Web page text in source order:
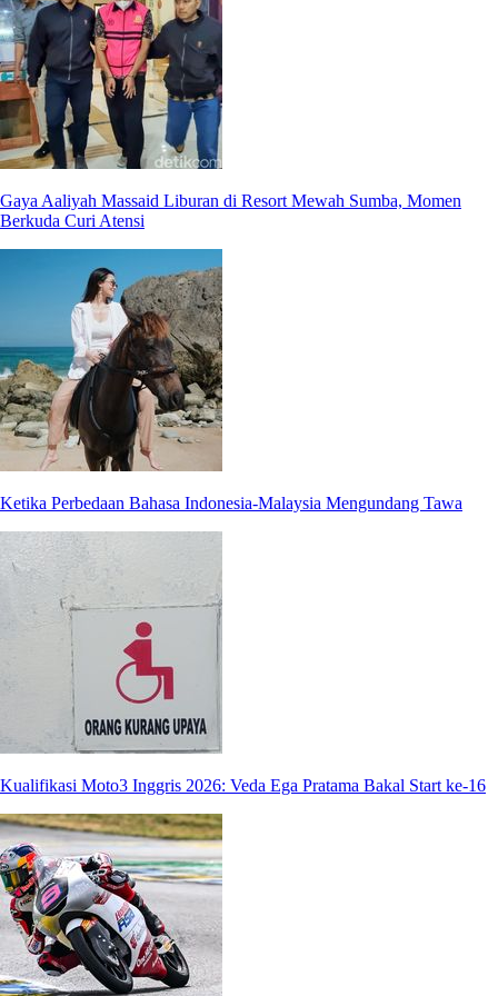
Gaya Aaliyah Massaid Liburan di Resort Mewah Sumba, Momen
Berkuda Curi Atensi
Ketika Perbedaan Bahasa Indonesia-Malaysia Mengundang Tawa
Kualifikasi Moto3 Inggris 2026: Veda Ega Pratama Bakal Start ke-16